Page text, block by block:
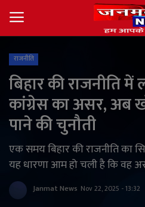
About
देश
अंतर्राष्ट्रीय
राजनीति
बिहार की राजनीति में
कांग्रेस का असर, अब
पाने की चुनौती
एक समय बिहार की राजनीति का
यह धारणा आम हो चली है कि वह
Janmat News Nov 22, 2025 - 13:32